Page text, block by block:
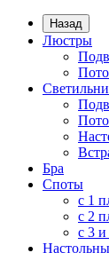
Назад
Люстры
Бра
Споты
с 1
с 2
с 3